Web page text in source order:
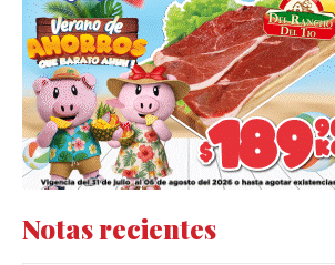
Notas recientes